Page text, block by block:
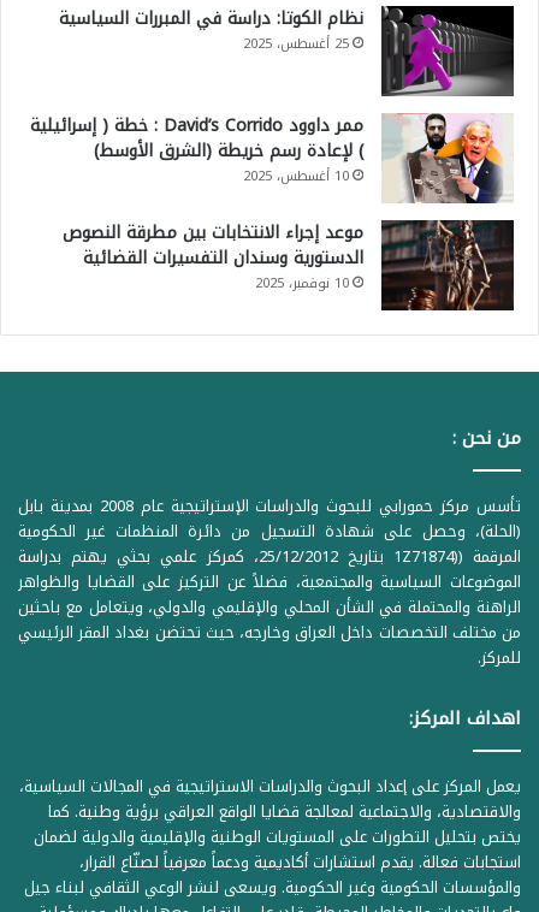
نظام الكوتا: دراسة في المبررات السياسية
25 أغسطس، 2025
ممر داوود David’s Corrido : خطة ( إسرائيلية
) لإعادة رسم خريطة (الشرق الأوسط)
10 أغسطس، 2025
موعد إجراء الانتخابات بين مطرقة النصوص
الدستورية وسندان التفسيرات القضائية
10 نوفمبر، 2025
من نحن :
تأسس مركز حمورابي للبحوث والدراسات الإستراتيجية عام 2008 بمدينة بابل
(الحلة)، وحصل على شهادة التسجيل من دائرة المنظمات غير الحكومية
المرقمة ((1Z71874 بتاريخ 25/12/2012، كمركز علمي بحثي يهتم بدراسة
الموضوعات السياسية والمجتمعية، فضلاً عن التركيز على القضايا والظواهر
الراهنة والمحتملة في الشأن المحلي والإقليمي والدولي، ويتعامل مع باحثين
من مختلف التخصصات داخل العراق وخارجه، حيث تحتضن بغداد المقر الرئيسي
للمركز.
اهداف المركز:
يعمل المركز على إعداد البحوث والدراسات الاستراتيجية في المجالات السياسية،
والاقتصادية، والاجتماعية لمعالجة قضايا الواقع العراقي برؤية وطنية. كما
يختص بتحليل التطورات على المستويات الوطنية والإقليمية والدولية لضمان
استجابات فعالة. يقدم استشارات أكاديمية ودعماً معرفياً لصنّاع القرار،
والمؤسسات الحكومية وغير الحكومية. ويسعى لنشر الوعي الثقافي لبناء جيل